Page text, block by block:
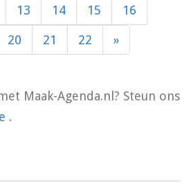
13 14 15 16
20 21 22 »
Maak-Agenda.nl? Steun ons
.